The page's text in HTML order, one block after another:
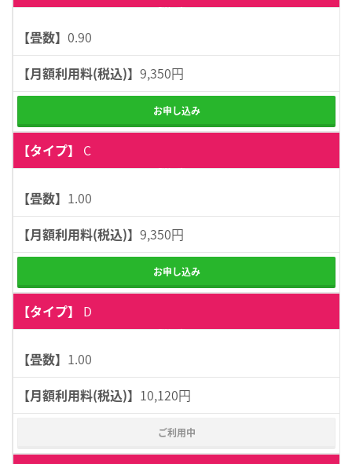
詳細表示
0.90
9,350円
お申し込み
C
詳細表示
1.00
9,350円
お申し込み
D
詳細表示
1.00
10,120円
ご利用中